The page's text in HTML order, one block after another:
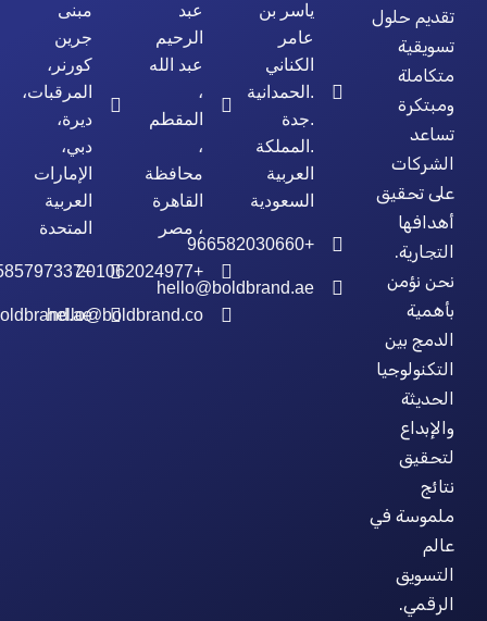
تقديم حلول
تسويقية
متكاملة
ومبتكرة
تساعد
الشركات
على تحقيق
أهدافها
التجارية.
نحن نؤمن
بأهمية
الدمج بين
التكنولوجيا
الحديثة
والإبداع
لتحقيق
نتائج
ملموسة في
عالم
التسويق
الرقمي.
ياسر بن
عامر
الكناني
.الحمدانية
.جدة
.المملكة
العربية
السعودية
+966582030660
hello@boldbrand.ae
عبد
الرحيم
عبد الله
،
المقطم
،
محافظة
القاهرة
، مصر
+201062024977
hello@boldbrand.co
مبنى
جرين
كورنر،
المرقبات،
ديرة،
دبي،
الإمارات
العربية
المتحدة
+971585797337